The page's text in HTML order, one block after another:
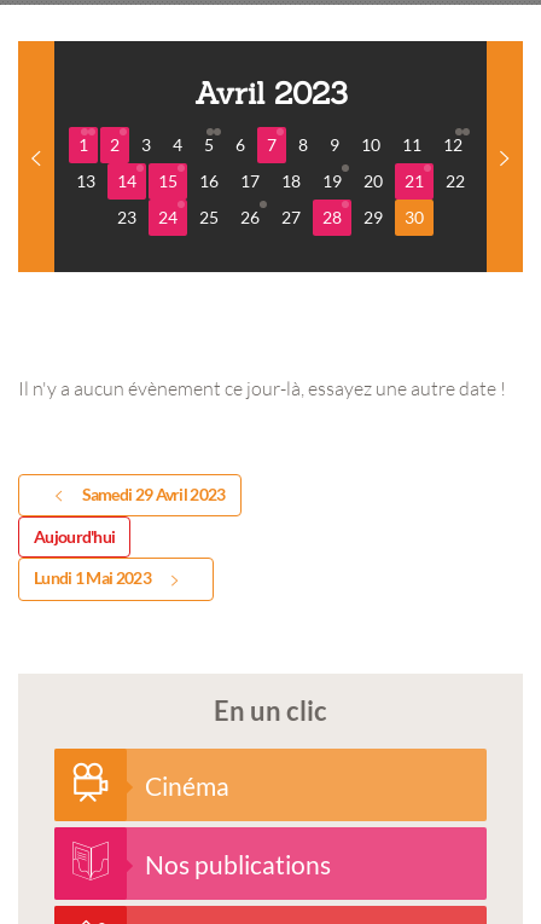
Avril 2023
1 2 3 4 5 6 7 8 9 10 11
12
13
14 15 16 17 18 19 20 21
22
23
24 25 26 27 28 29 30
Il n'y a aucun évènement ce jour-là, essayez une autre date !
Samedi 29 Avril 2023
Aujourd'hui
Lundi 1 Mai 2023
En un clic
Cinéma
Nos publications